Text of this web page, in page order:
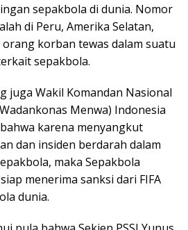
sepakbola di dunia. Nomor
di Peru, Amerika Selatan,
korban tewas dalam suatu
sepakbola.
juga Wakil Komandan Nasional
Menwa) Indonesia
karena menyangkut
dan insiden berdarah dalam
maka Sepakbola
menerima sanksi dari FIFA
dunia.